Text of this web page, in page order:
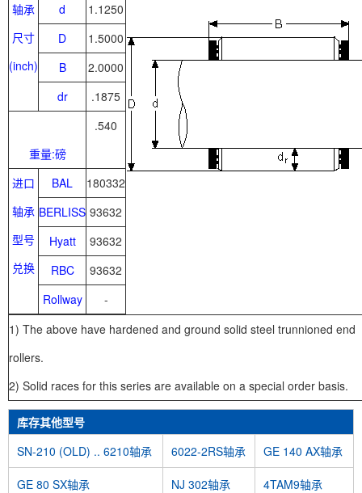
轴承
尺寸
(inch)
d
1.1250
D
1.5000
B
2.0000
dr
.1875
重量:磅
.540
进口
轴承
型号
兑换
BAL
180332
BERLISS 93632
Hyatt
93632
RBC
93632
Rollway
-
1) The above have hardened and ground solid steel trunnioned end
rollers.
2) Solid races for this series are available on a special order basis.
库存其他型号
SN-210 (OLD) .. 6210轴承
6022-2RS轴承 GE 140 AX轴承
GE 80 SX轴承 NJ 302轴承 4TAM9轴承